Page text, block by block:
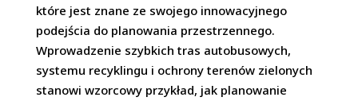
które jest znane ze swojego innowacyjnego
podejścia do planowania przestrzennego.
Wprowadzenie szybkich tras autobusowych,
systemu recyklingu i ochrony terenów zielonych
stanowi wzorcowy przykład, jak planowanie